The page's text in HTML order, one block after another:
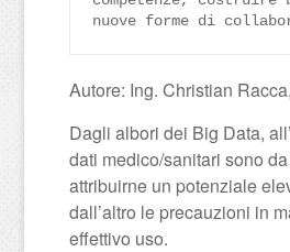
nuove forme di
Autore: Ing. Christian
Dagli albori dei Big Data,
dati medico/sanitari sono
attribuirne un potenziale
dall’altro le precauzioni in
effettivo uso.